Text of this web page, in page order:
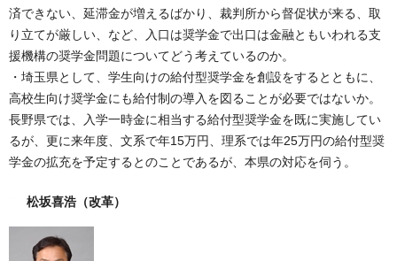
済できない、延滞金が増えるばかり、裁判所から督促状が来る、取
り立てが厳しい、など、入口は奨学金で出口は金融ともいわれる支
援機構の奨学金問題についてどう考えているのか。
・埼玉県として、学生向けの給付型奨学金を創設をするとともに、
高校生向け奨学金にも給付制の導入を図ることが必要ではないか。
長野県では、入学一時金に相当する給付型奨学金を既に実施してい
るが、更に来年度、文系で年15万円、理系では年25万円の給付型奨
学金の拡充を予定するとのことであるが、本県の対応を伺う。
松坂喜浩（改革）